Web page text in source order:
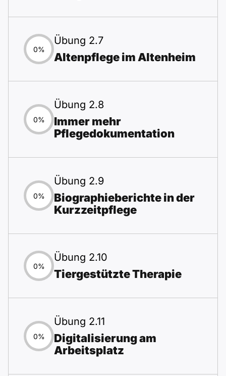
0%
Übung 2.7
Altenpflege im Altenheim
0%
Übung 2.8
Immer mehr
Pflegedokumentation
0%
Übung 2.9
Biographieberichte in der
Kurzzeitpflege
0%
Übung 2.10
Tiergestützte Therapie
0%
Übung 2.11
Digitalisierung am
Arbeitsplatz